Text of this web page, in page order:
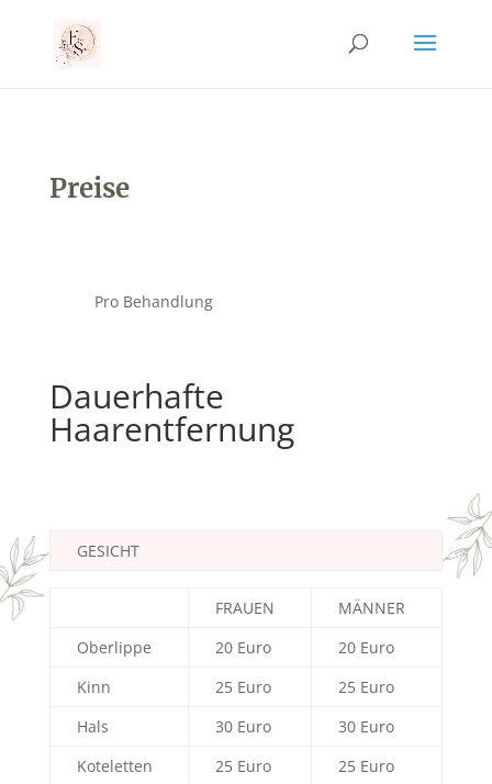
Preise
Pro Behandlung
Dauerhafte
Haarentfernung
GESICHT
FRAUEN
MÄNNER
Oberlippe
20 Euro
20 Euro
Kinn
25 Euro
25 Euro
Hals
30 Euro
30 Euro
Koteletten
25 Euro
25 Euro